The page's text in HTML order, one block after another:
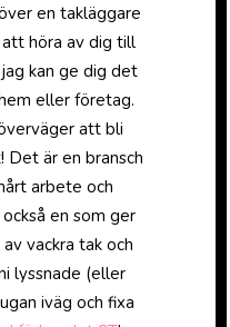
en takläggare
höra av dig till
kan ge dig det
eller företag.
att bli
Det är en bransch
arbete och
en som ger
vackra tak och
lyssnade (eller
iväg och fixa